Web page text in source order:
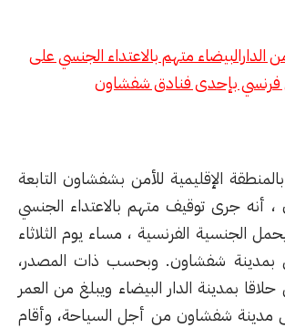
متهم بالاعتداء الجنسي على
بإحدى فنادق شفشاون
الإقليمية للأمن بشفشاون التابعة
، أنه جرى توقيف متهم بالاعتداء الجنسي
الجنسية الفرنسية ، مساء يوم الثلاثاء
بمدينة شفشاون. وبحسب ذات المصدر،
بمدينة الدار البيضاء ويبلغ من العمر
مدينة شفشاون من أجل السياحة، وأقام